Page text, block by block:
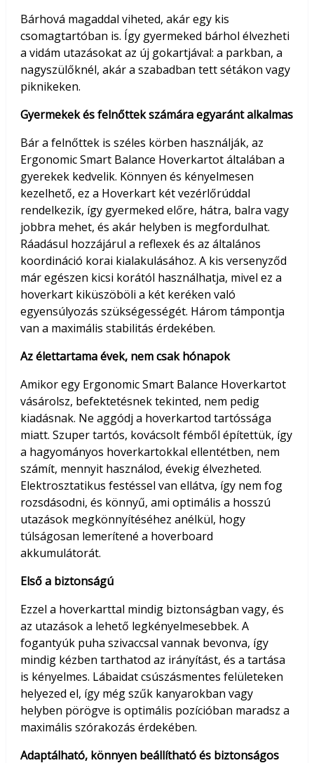
Bárhová magaddal viheted, akár egy kis
csomagtartóban is. Így gyermeked bárhol élvezheti
a vidám utazásokat az új gokartjával: a parkban, a
nagyszülőknél, akár a szabadban tett sétákon vagy
piknikeken.
Gyermekek és felnőttek számára egyaránt alkalmas
Bár a felnőttek is széles körben használják, az
Ergonomic Smart Balance Hoverkartot általában a
gyerekek kedvelik. Könnyen és kényelmesen
kezelhető, ez a Hoverkart két vezérlőrúddal
rendelkezik, így gyermeked előre, hátra, balra vagy
jobbra mehet, és akár helyben is megfordulhat.
Ráadásul hozzájárul a reflexek és az általános
koordináció korai kialakulásához. A kis versenyződ
már egészen kicsi korától használhatja, mivel ez a
hoverkart kiküszöböli a két keréken való
egyensúlyozás szükségességét. Három támpontja
van a maximális stabilitás érdekében.
Az élettartama évek, nem csak hónapok
Amikor egy Ergonomic Smart Balance Hoverkartot
vásárolsz, befektetésnek tekinted, nem pedig
kiadásnak. Ne aggódj a hoverkartod tartóssága
miatt. Szuper tartós, kovácsolt fémből építettük, így
a hagyományos hoverkartokkal ellentétben, nem
számít, mennyit használod, évekig élvezheted.
Elektrosztatikus festéssel van ellátva, így nem fog
rozsdásodni, és könnyű, ami optimális a hosszú
utazások megkönnyítéséhez anélkül, hogy
túlságosan lemerítené a hoverboard
akkumulátorát.
Első a biztonságú
Ezzel a hoverkarttal mindig biztonságban vagy, és
az utazások a lehető legkényelmesebbek. A
fogantyúk puha szivaccsal vannak bevonva, így
mindig kézben tarthatod az irányítást, és a tartása
is kényelmes. Lábaidat csúszásmentes felületeken
helyezed el, így még szűk kanyarokban vagy
helyben pörögve is optimális pozícióban maradsz a
maximális szórakozás érdekében.
Adaptálható, könnyen beállítható és biztonságos